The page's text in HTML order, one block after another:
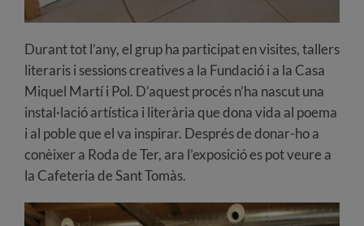
Durant tot l’any, el grup ha participat en visites, tallers
literaris i sessions creatives a la Fundació i a la Casa
Miquel Martí i Pol. D’aquest procés n’ha nascut una
instal·lació artística i literària que dona vida al poema
i al poble que el va inspirar. Després de donar-ho a
conèixer a Roda de Ter, ara l’exposició es pot veure a
la Cafeteria de Sant Tomàs.